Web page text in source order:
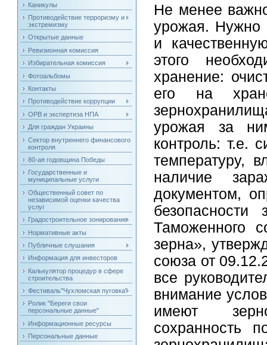
Каникулы
Противодействие терроризму и
экстремизму
Открытые данные
Ревизионная комиссия
Избирательная комиссия
Фотоальбомы
Контакты
Противодействие коррупции
ОРВ и экспертиза НПА
Для граждан Украины
Сектор внутреннего финансового
контроля
80-ая годовщина Победы
Государственные и
муниципальные услуги
Общественный совет по
независимой оценки качества
услуг
Градостроительное зонирование
Нормативные акты
Публичные слушания
Информация для инвесторов
Калькулятор процедур в сфере
строительства
Фестиваль"Чухломская пуговка"
Ролик "Береги свои
персональные данные"
Информационные ресурсы
Персональные данные
Не менее
урожая. Нужно
и
этого
хранение:
его на
урожая за
контроль: т.е.
температуру,
наличие
документом,
безопасности
Таможенного
зерна»,
союза от
все
внимание
имеют
сохранность